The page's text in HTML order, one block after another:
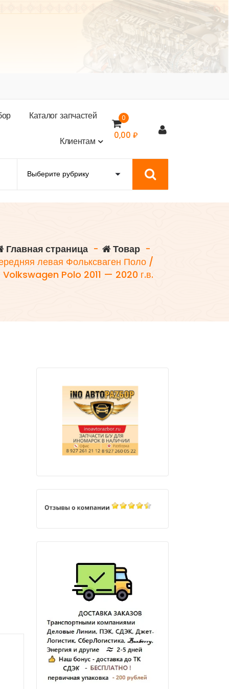
ор Каталогзапчастей
Клиентам
0
0,00 ₽
Главная страница - Товар -
левая Фольксваген Поло /
Volkswagen Polo 2011 — 2020 г.в.